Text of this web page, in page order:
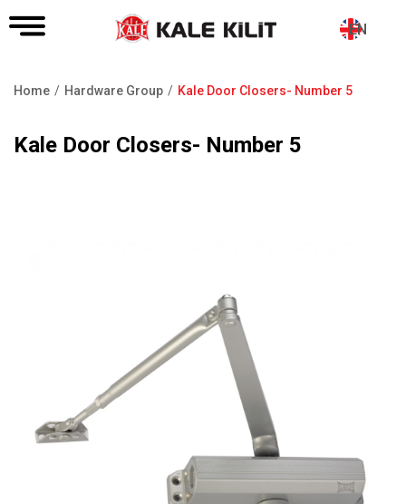
EN
Home Hardware Group Kale Door Closers- Number 5
Kale Door Closers- Number 5